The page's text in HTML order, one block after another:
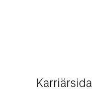
Karriärsida